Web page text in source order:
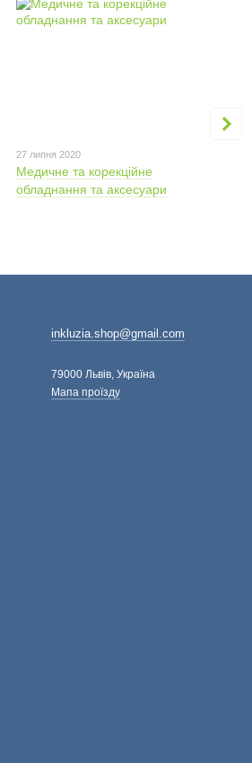
27 липня 2020
Медичне та корекційне
обладнання та аксесуари
inkluzia.shop@gmail.com
79000 Львів, Україна
Мапа проїзду